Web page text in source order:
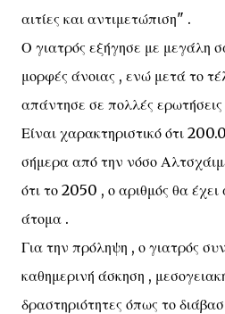
αιτίες και αντιμετώπιση" .
Ο γιατρός εξήγησε με μεγάλη
μορφές άνοιας , ενώ μετά το
απάντησε σε πολλές ερωτήσεις
Είναι χαρακτηριστικό ότι
σήμερα από την νόσο
ότι το 2050 , ο αριθμός θα
άτομα .
Για την πρόληψη , ο γιατρός
καθημερινή άσκηση ,
δραστηριότητες όπως το